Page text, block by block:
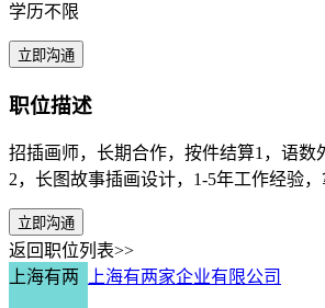
学历不限
立即沟通
职位描述
招插画师，长期合作，按件结算1，语数
2，长图故事插画设计，1-5年工作经验，
立即沟通
返回职位列表>>
上海有两
上海有两家企业有限公司